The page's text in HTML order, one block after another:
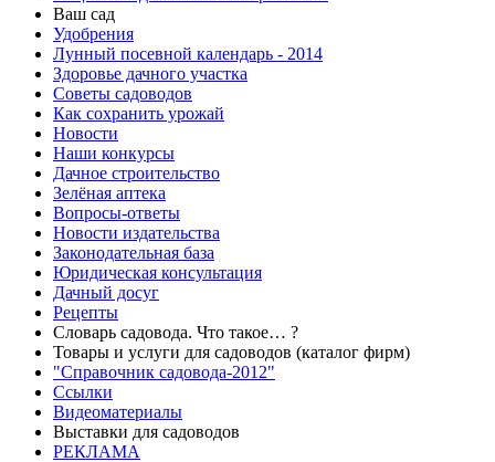
Ваш сад
Удобрения
Лунный посевной календарь - 2014
Здоровье дачного участка
Советы садоводов
Как сохранить урожай
Новости
Наши конкурсы
Дачное строительство
Зелёная аптека
Вопросы-ответы
Новости издательства
Законодательная база
Юридическая консультация
Дачный досуг
Рецепты
Словарь садовода. Что такое… ?
Товары и услуги для садоводов (каталог фирм)
"Справочник садовода-2012"
Ссылки
Видеоматериалы
Выставки для садоводов
РЕКЛАМА